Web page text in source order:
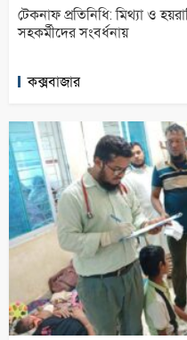
টেকনাফ প্রতিনিধি: মিথ্যা ও
সহকর্মীদের সংবর্ধনায়
কক্সবাজার